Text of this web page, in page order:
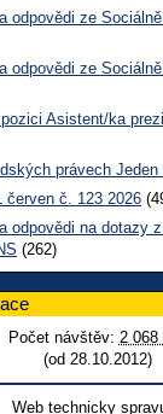
odpovědi ze
odpovědi ze
Asistent/ka
právech Jeden
červen č. 123 2026
odpovědi na dotazy
(262)
Počet návštěv: 2 068
(od 28.10.2012)
Web technicky